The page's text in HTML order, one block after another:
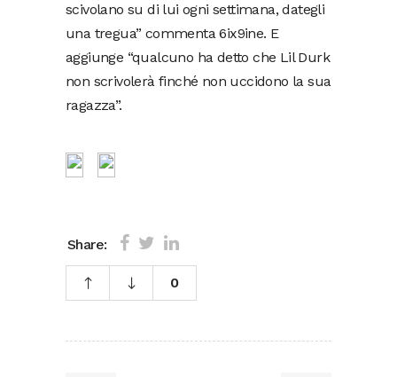
scivolano su di lui ogni settimana, dategli
una tregua” commenta 6ix9ine. E
aggiunge “qualcuno ha detto che Lil Durk
non scrivolerà finché non uccidono la sua
ragazza”.
Share:
0